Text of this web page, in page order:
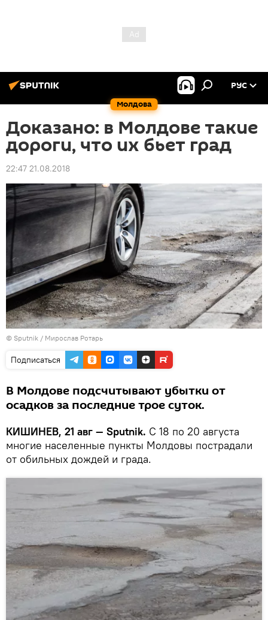
Молдова
РУС
Доказано: в Молдове такие
дороги, что их бьет град
22:47 21.08.2018
© Sputnik / Мирослав Ротарь
Подписаться
В Молдове подсчитывают убытки от
осадков за последние трое суток.
КИШИНЕВ, 21 авг — Sputnik. С 18 по 20 августа
многие населенные пункты Молдовы пострадали
от обильных дождей и града.